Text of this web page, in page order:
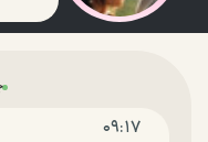
۰۹:۱۷